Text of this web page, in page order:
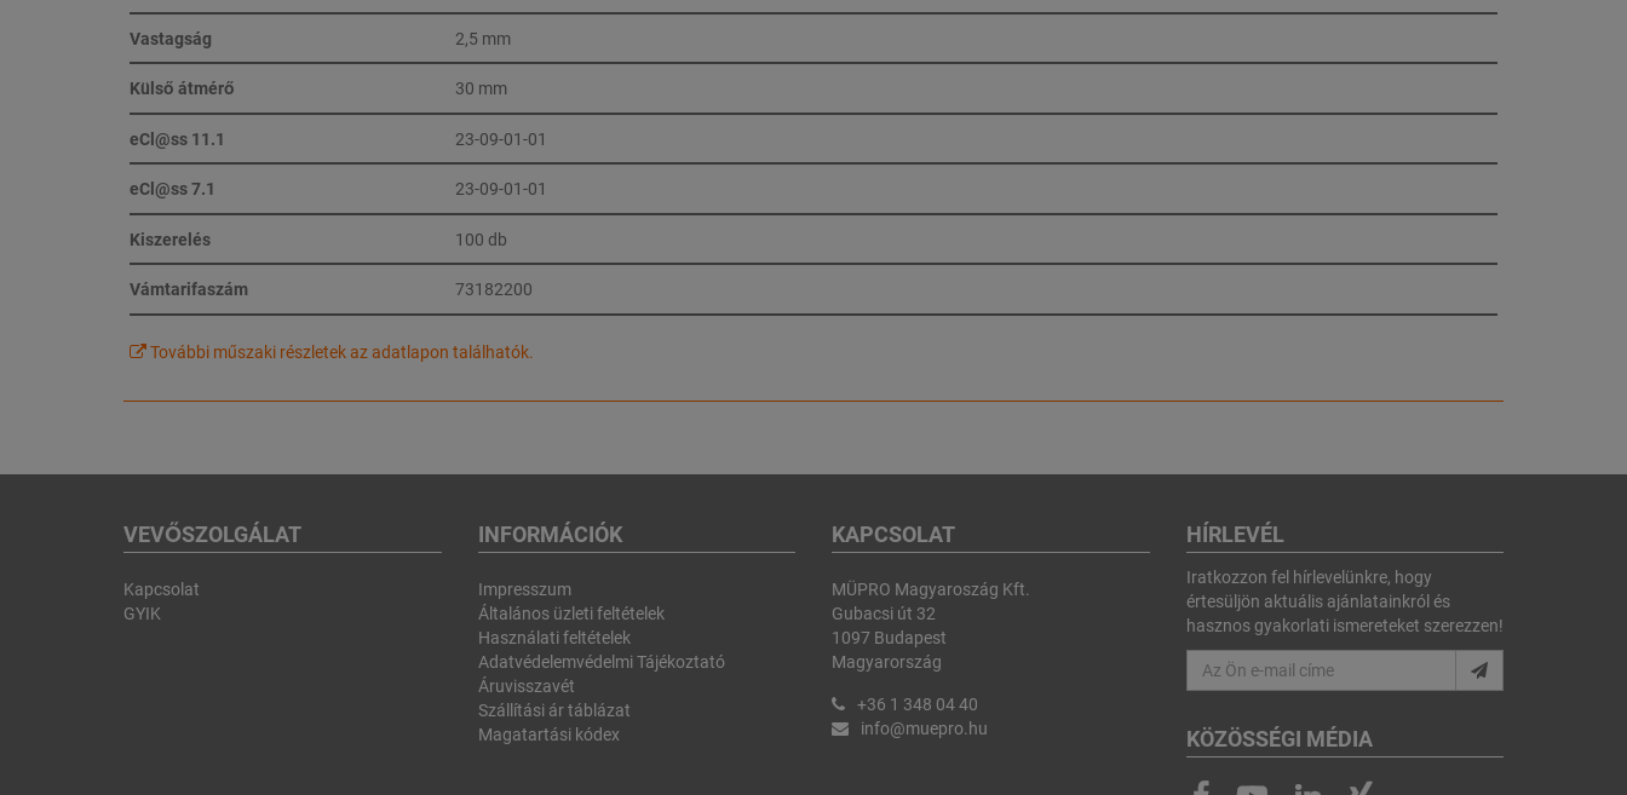
Vastagság 2,5 mm
Külső átmérő 30 mm
eCl@ss 11.1 23-09-01-01
eCl@ss 7.1 23-09-01-01
Kiszerelés 100 db
Vámtarifaszám 73182200
További műszaki részletek az adatlapon találhatók.
VEVŐSZOLGÁLAT
Kapcsolat
GYIK
INFORMÁCIÓK
Impresszum
Általános üzleti feltételek
Használati feltételek
Adatvédelemvédelmi Tájékoztató
Áruvisszavét
Szállítási ár táblázat
Magatartási kódex
KAPCSOLAT
MÜPRO Magyaroszág Kft.
Gubacsi út 32
1097 Budapest
Magyarország
+36 1 348 04 40
info@muepro.hu
HÍRLEVÉL
Iratkozzon fel hírlevelünkre, hogy
értesüljön aktuális ajánlatainkról és
hasznos gyakorlati ismereteket szerezzen!
KÖZÖSSÉGI MÉDIA